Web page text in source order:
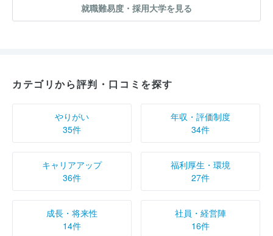
就職難易度・採用大学を見る
カテゴリから評判・口コミを探す
やりがい
35件
年収・評価制度
34件
キャリアアップ
36件
福利厚生・環境
27件
成長・将来性
14件
社員・経営陣
16件